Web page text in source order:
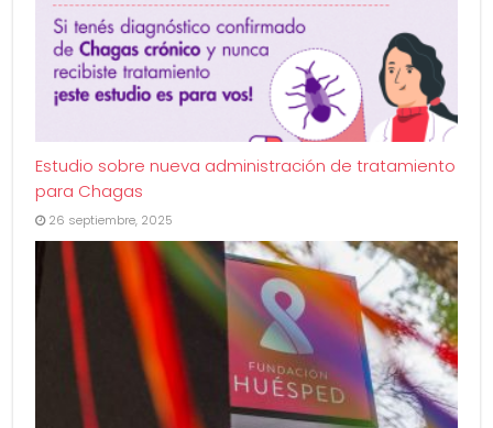
Estudio sobre nueva administración de tratamiento
para Chagas
26 septiembre, 2025